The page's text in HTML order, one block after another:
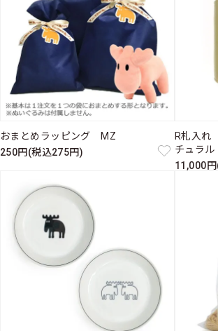
おまとめラッピング MZ
250円(税込275円)
R札入
チュラ
11,000